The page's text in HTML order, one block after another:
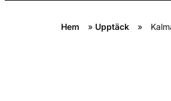
Hem » Upptäck »